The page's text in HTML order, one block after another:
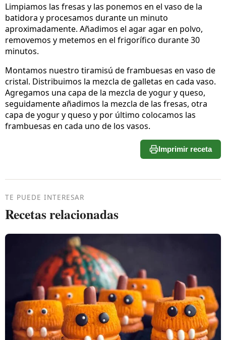
Limpiamos las fresas y las ponemos en el vaso de la
batidora y procesamos durante un minuto
aproximadamente. Añadimos el agar agar en polvo,
removemos y metemos en el frigorífico durante 30
minutos.
Montamos nuestro tiramisú de frambuesas en vaso de
cristal. Distribuimos la mezcla de galletas en cada vaso.
Agregamos una capa de la mezcla de yogur y queso,
seguidamente añadimos la mezcla de las fresas, otra
capa de yogur y queso y por último colocamos las
frambuesas en cada uno de los vasos.
Imprimir receta
TE PUEDE INTERESAR
Recetas relacionadas